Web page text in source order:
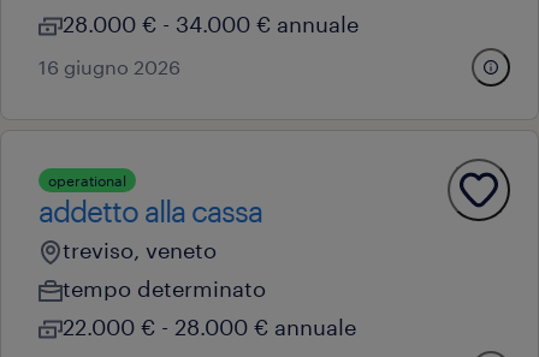
28.000 € - 34.000 € annuale
16 giugno 2026
operational
addetto alla cassa
treviso, veneto
tempo determinato
22.000 € - 28.000 € annuale